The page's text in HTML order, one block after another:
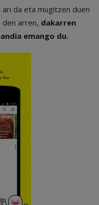
da eta mugitzen duen
den arren, dakarren
emango du.